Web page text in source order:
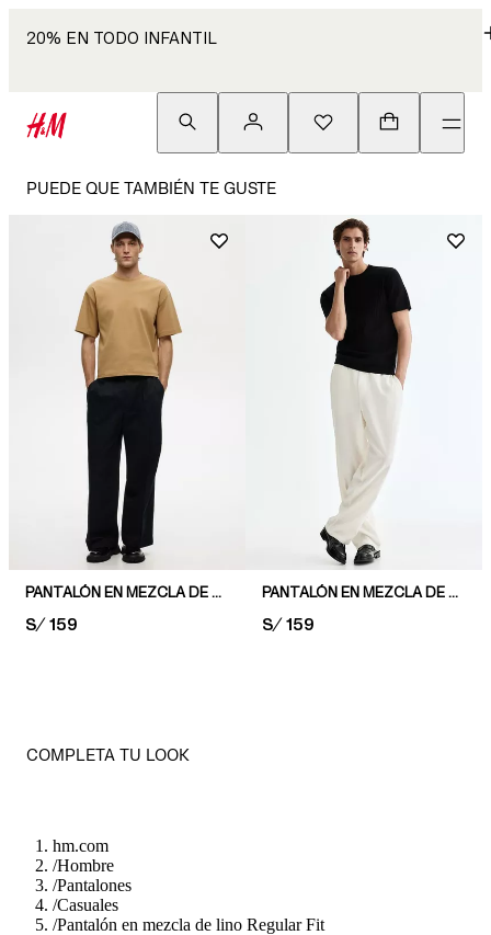
20% EN TODO INFANTIL
PUEDE QUE TAMBIÉN TE GUSTE
PANTALÓN EN MEZCLA DE LINO LOOSE FIT
PRICE:
S/ 159
PANTALÓN EN MEZCLA DE LINO RELAXED FIT
PRICE:
S/ 159
COMPLETA TU LOOK
hm.com
/Hombre
/Pantalones
/Casuales
/Pantalón en mezcla de lino Regular Fit